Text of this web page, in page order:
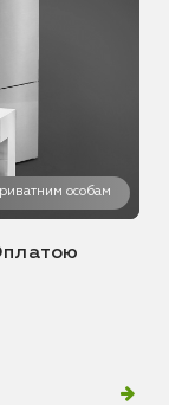
особам